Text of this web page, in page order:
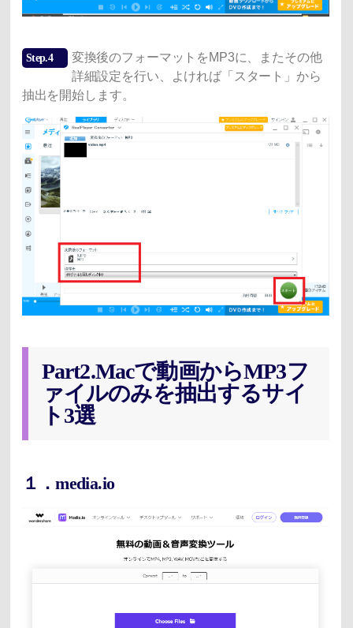
Step.4
変換後のフォーマットをMP3に、またその他
詳細設定を行い、よければ「スタート」から
抽出を開始します。
Part2.Macで動画からMP3フ
ァイルのみを抽出するサイ
ト3選
１．media.io